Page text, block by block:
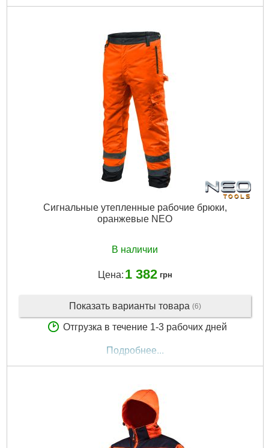
Сигнальные утепленные рабочие брюки,
оранжевые NEO
В наличии
Цена: 1 382 грн
Показать варианты товара (6)
Отгрузка в течение 1-3 рабочих дней
Подробнее...